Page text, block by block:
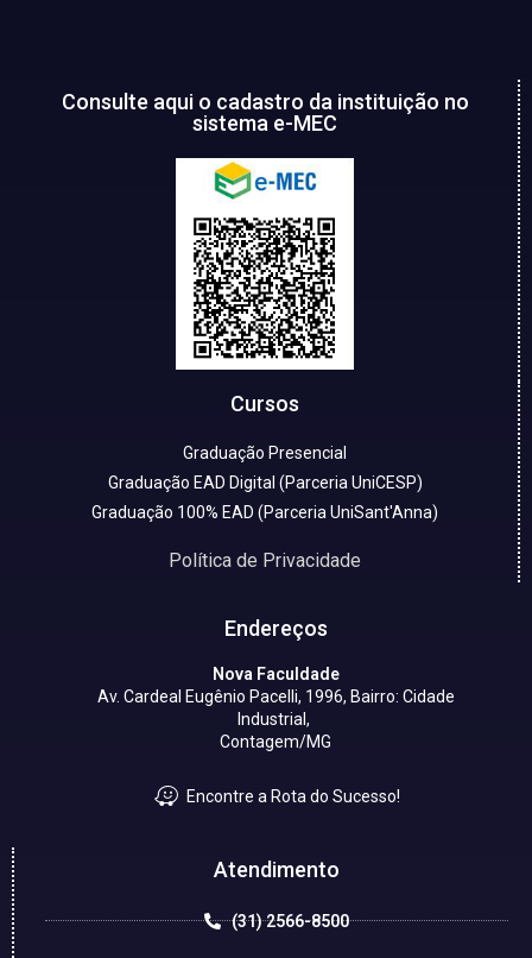
Consulte aqui o cadastro da instituição no
sistema e-MEC
Cursos
Graduação Presencial
Graduação EAD Digital (Parceria UniCESP)
Graduação 100% EAD (Parceria UniSant'Anna)
Política de Privacidade
Endereços
Nova Faculdade
Av. Cardeal Eugênio Pacelli, 1996, Bairro: Cidade
Industrial,
Contagem/MG
Encontre a Rota do Sucesso!
Atendimento
(31) 2566-8500